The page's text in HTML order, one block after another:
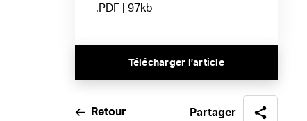
.PDF | 97kb
Télécharger l’article
Retour Partager